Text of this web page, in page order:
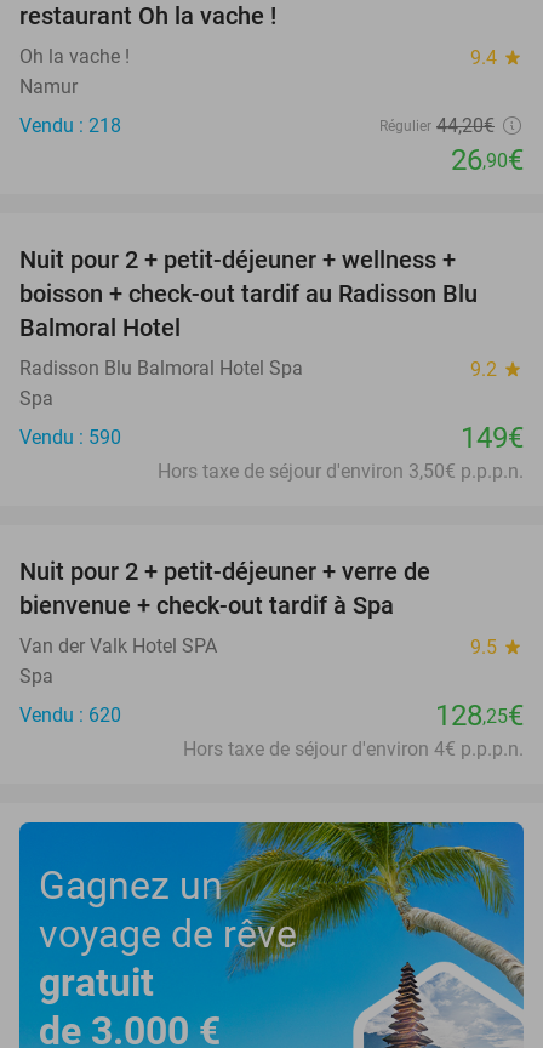
restaurant Oh la vache !
Oh la vache ! 9.4 star
Namur
Vendu : 218
Régulier 44,20€
26,90€
Nuit pour 2 + petit-déjeuner + wellness +
boisson + check-out tardif au Radisson Blu
Balmoral Hotel
Radisson Blu Balmoral Hotel Spa 9.2 star
Spa
Vendu : 590
149€
Hors taxe de séjour d'environ 3,50€ p.p.p.n.
Nuit pour 2 + petit-déjeuner + verre de
bienvenue + check-out tardif à Spa
Van der Valk Hotel SPA 9.5 star
Spa
Vendu : 620
128,25€
Hors taxe de séjour d'environ 4€ p.p.p.n.
Gagnez un
voyage de rêve
gratuit
de 3.000 €